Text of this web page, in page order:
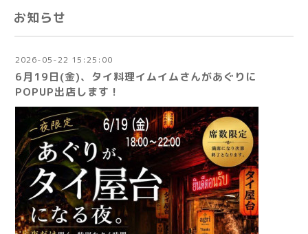
お知らせ
2026-05-22 15:25:00
6月19日(金)、タイ料理イムイムさんがあぐりに
POPUP出店します！